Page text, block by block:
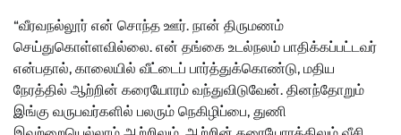
“வீரவநல்லூர் என் சொந்த ஊர். நான் திருமணம்
செய்துகொள்ளவில்லை. என் தங்கை உடல்நலம் பாதிக்கப்பட்டவர்
என்பதால், காலையில் வீட்டைப் பார்த்துக்கொண்டு, மதிய
நேரத்தில் ஆற்றின் கரையோரம் வந்துவிடுவேன். தினந்தோறும்
இங்கு வருபவர்களில் பலரும் நெகிழிப்பை, துணி